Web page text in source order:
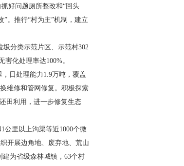
抓好问题厕所整改和“回头
”。推行“村为主”机制，建立
圾分类示范片区、示范村302
害化处理率达100%。
，日处理能力1.9万吨，覆盖
维修和管网修复。积极探索
田利用，进一步修复生态
公里以上沟渠等近1000个微
开展边角地、废弃地、荒山
建为省级森林城镇，63个村